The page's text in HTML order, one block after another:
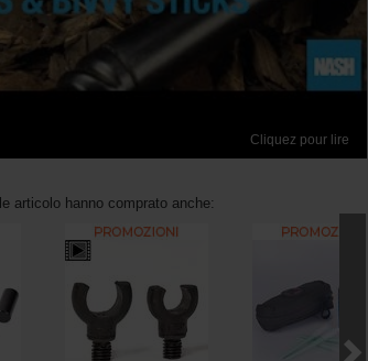
Cliquez pour lire
articolo hanno comprato anche: